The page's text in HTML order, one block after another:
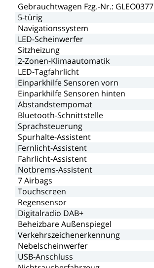
Gebrauchtwagen Fzg.-Nr.: GLEO0377
5-türig
Navigationssystem
LED-Scheinwerfer
Sitzheizung
2-Zonen-Klimaautomatik
LED-Tagfahrlicht
EinparkhilfeSensoren vorn
EinparkhilfeSensoren hinten
Abstandstempomat
Bluetooth-Schnittstelle
Sprachsteuerung
Spurhalte-Assistent
Fernlicht-Assistent
Fahrlicht-Assistent
Notbrems-Assistent
7Airbags
Touchscreen
Regensensor
Digitalradio DAB+
BeheizbareAußenspiegel
Verkehrszeichenerkennung
Nebelscheinwerfer
USB-Anschluss